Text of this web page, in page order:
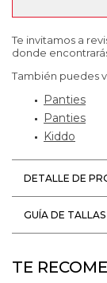
Te invitamos a
donde
También puedes
Panties
Panties
Kiddo
DETALLE DE
GUÍA DE TALLAS
TE